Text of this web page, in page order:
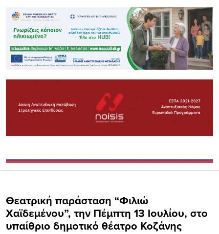
Θεατρική παράσταση “Φιλιώ
Χαϊδεμένου”, την Πέμπτη 13 Ιουλίου, στο
υπαίθριο δημοτικό θέατρο Κοζάνης